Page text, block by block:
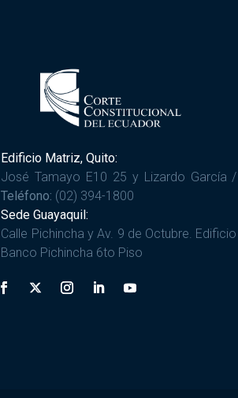
Edificio Matriz, Quito:
José Tamayo E10 25 y Lizardo García /
Teléfono: (02) 394-1800
Sede Guayaquil:
Calle Pichincha y Av. 9 de Octubre. Edificio
Banco Pichincha 6to Piso